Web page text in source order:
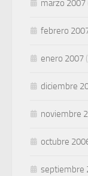
marzo 2007
febrero
enero 2007
diciembre
noviembre
octubre
septiembre